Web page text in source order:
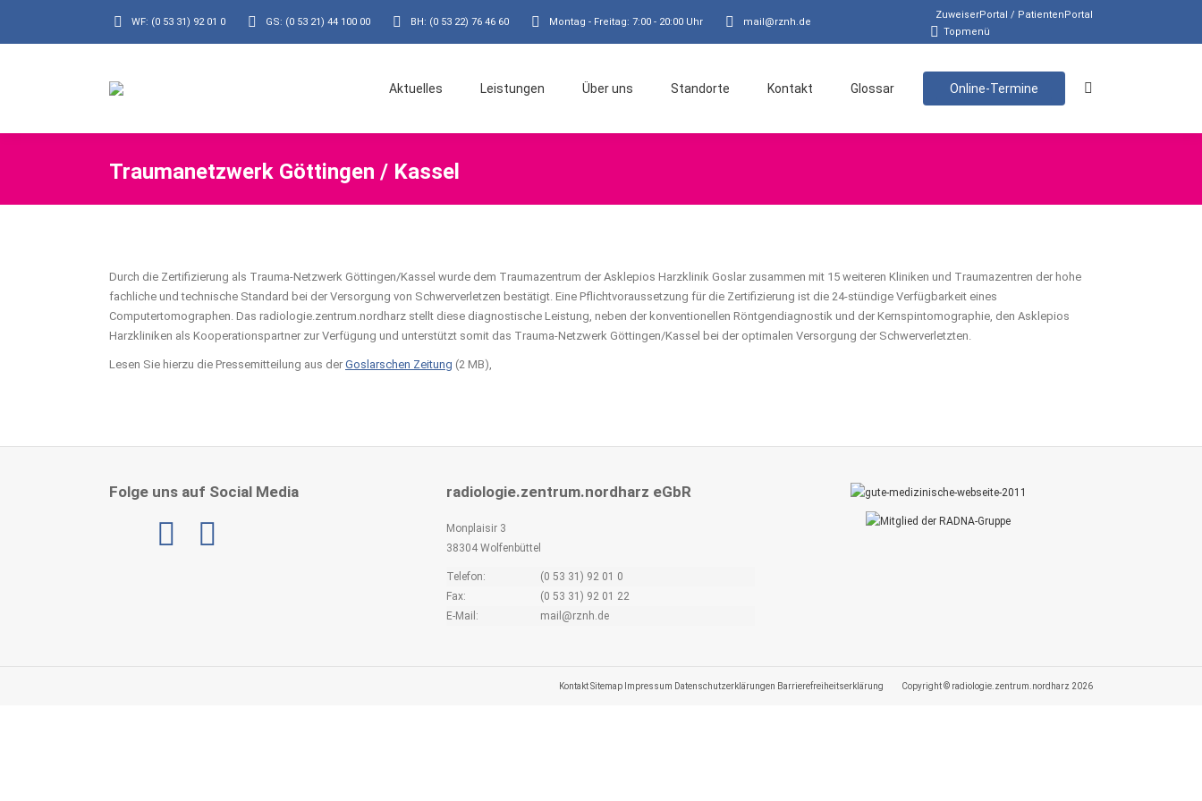
WF: (0 53 31) 92 01 0 GS: (0 53 21) 44 100 00 BH: (0 53 22) 76 46 60 Montag - Freitag: 7:00 - 20:00 Uhr mail@rznh.de
ZuweiserPortal / PatientenPortal
Topmenü
Aktuelles Leistungen Über uns Standorte Kontakt Glossar Online-Termine Search:
Traumanetzwerk Göttingen / Kassel
Durch die Zertifizierung als Trauma-Netzwerk Göttingen/Kassel wurde dem Traumazentrum der Asklepios Harzklinik Goslar zusammen mit 15 weiteren Kliniken und Traumazentren der hohe
fachliche und technische Standard bei der Versorgung von Schwerverletzen bestätigt. Eine Pflichtvoraussetzung für die Zertifizierung ist die 24-stündige Verfügbarkeit eines
Computertomographen. Das radiologie.zentrum.nordharz stellt diese diagnostische Leistung, neben der konventionellen Röntgendiagnostik und der Kernspintomographie, den Asklepios
Harzkliniken als Kooperationspartner zur Verfügung und unterstützt somit das Trauma-Netzwerk Göttingen/Kassel bei der optimalen Versorgung der Schwerverletzten.
Lesen Sie hierzu die Pressemitteilung aus der Goslarschen Zeitung (2 MB),
Folge uns auf Social Media
Linkedin
radiologie.zentrum.nordharz eGbR
Monplaisir 3
38304 Wolfenbüttel
Telefon:
(0 53 31) 92 01 0
Fax:
(0 53 31) 92 01 22
E-Mail:
mail@rznh.de
KontaktSitemap Impressum Datenschutzerklärungen Barrierefreiheitserklärung Copyright © radiologie.zentrum.nordharz 2026